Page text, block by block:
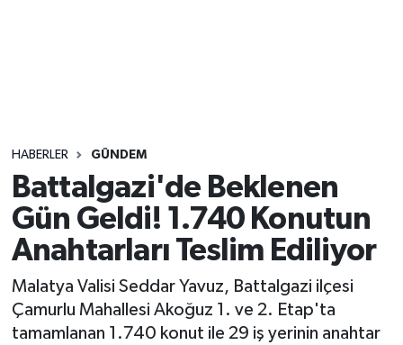
HABERLER GÜNDEM
Battalgazi'de Beklenen
Gün Geldi! 1.740 Konutun
Anahtarları Teslim Ediliyor
Malatya Valisi Seddar Yavuz, Battalgazi ilçesi
Çamurlu Mahallesi Akoğuz 1. ve 2. Etap'ta
tamamlanan 1.740 konut ile 29 iş yerinin anahtar
Yaşam